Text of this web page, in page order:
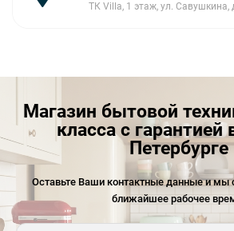
ТК Villa, 1 этаж, ул. Савушкина,
Магазин бытовой
класса с гарантией
Петербурге
Оставьте Ваши контактные данные и
ближайшее рабочее